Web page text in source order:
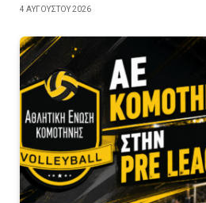
4 ΑΥΓΟΎΣΤΟΥ 2026